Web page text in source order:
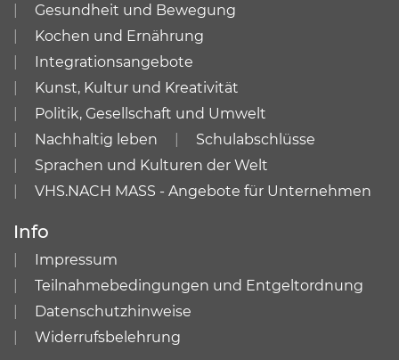
Gesundheit und Bewegung
Kochen und Ernährung
Integrationsangebote
Kunst, Kultur und Kreativität
Politik, Gesellschaft und Umwelt
Nachhaltig leben
Schulabschlüsse
Sprachen und Kulturen der Welt
VHS.NACH MASS - Angebote für Unternehmen
Info
Impressum
Teilnahmebedingungen und Entgeltordnung
Datenschutzhinweise
Widerrufsbelehrung